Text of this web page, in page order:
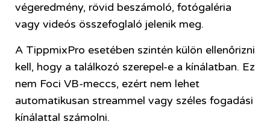
végeredmény, rövid beszámoló, fotógaléria
vagy videós összefoglaló jelenik meg.
A TippmixPro esetében szintén külön ellenőrizni
kell, hogy a találkozó szerepel-e a kínálatban. Ez
nem Foci VB-meccs, ezért nem lehet
automatikusan streammel vagy széles fogadási
kínálattal számolni.